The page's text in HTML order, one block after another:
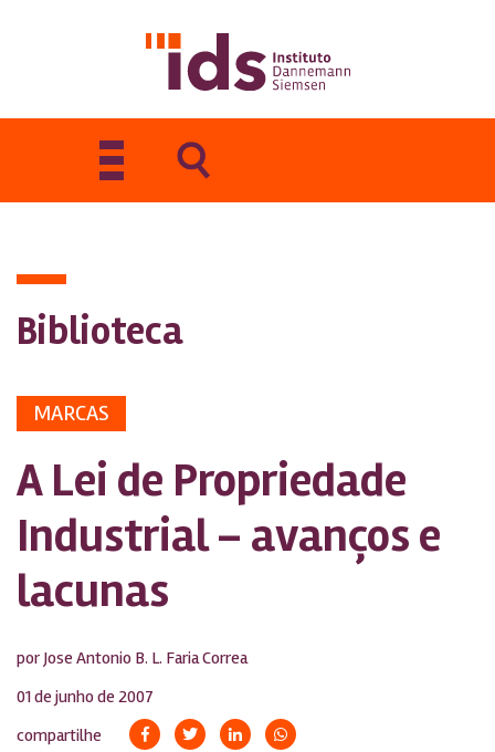
Toggle
navigation
Biblioteca
MARCAS
A Lei de Propriedade
Industrial – avanços e
lacunas
por Jose Antonio B. L. Faria Correa
01 de junho de 2007
compartilhe